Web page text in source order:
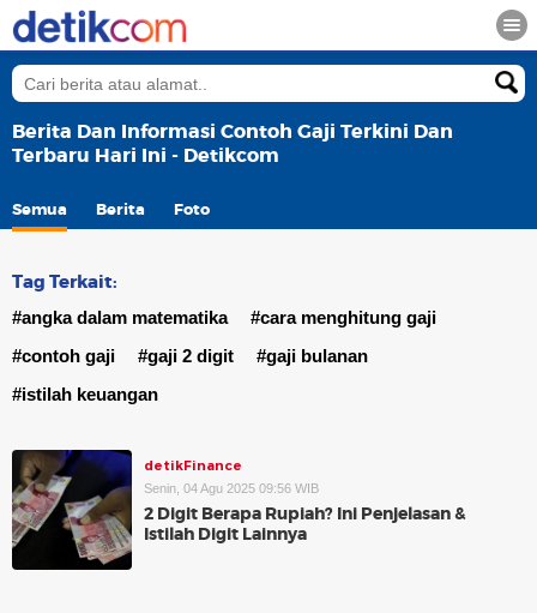
Berita Dan Informasi Contoh Gaji Terkini Dan
Terbaru Hari Ini - Detikcom
Semua Berita Foto
Tag Terkait:
#angka dalam matematika
#cara menghitung gaji
#contoh gaji
#gaji 2 digit
#gaji bulanan
#istilah keuangan
detikFinance
Senin, 04 Agu 2025 09:56 WIB
2 Digit Berapa Rupiah? Ini Penjelasan &
Istilah Digit Lainnya